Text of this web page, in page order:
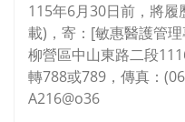
115年6月30日前，將
載)，寄：[敏惠醫護管
柳營區中山東路二段
轉788或789，傳真：
A216@o36